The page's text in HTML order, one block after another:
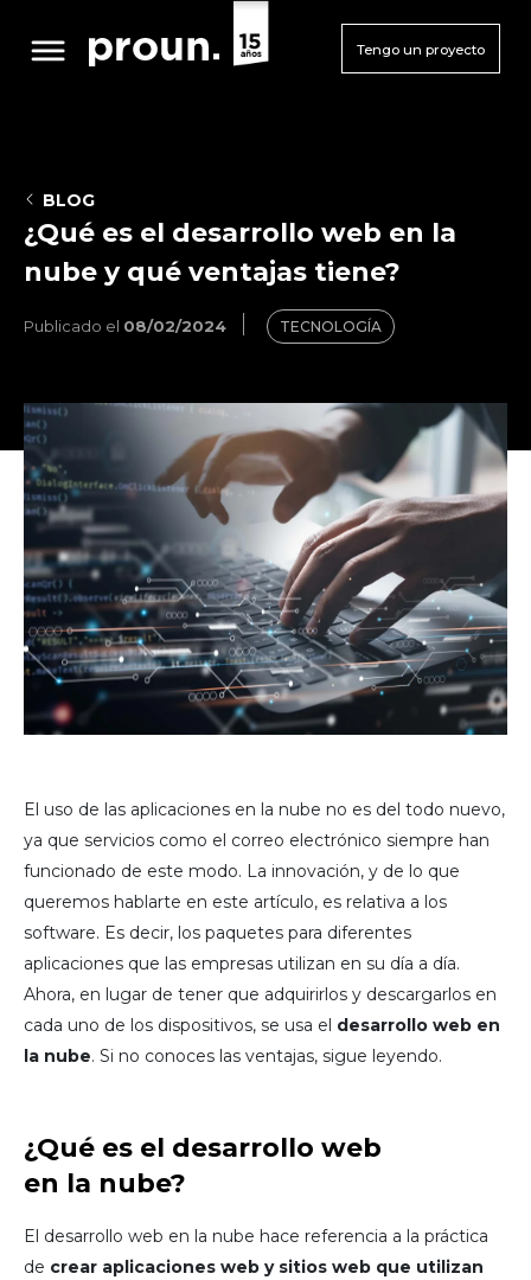
Tengo un proyecto
BLOG
¿Qué es el desarrollo web en la
nube y qué ventajas tiene?
Publicado el 08/02/2024 TECNOLOGÍA
El uso de las aplicaciones en la nube no es del todo nuevo,
ya que servicios como el correo electrónico siempre han
funcionado de este modo. La innovación, y de lo que
queremos hablarte en este artículo, es relativa a los
software. Es decir, los paquetes para diferentes
aplicaciones que las empresas utilizan en su día a día.
Ahora, en lugar de tener que adquirirlos y descargarlos en
cada uno de los dispositivos, se usa el desarrollo web en
la nube. Si no conoces las ventajas, sigue leyendo.
¿Qué es el desarrollo web
en la nube?
El desarrollo web en la nube hace referencia a la práctica
de crear aplicaciones web y sitios web que utilizan